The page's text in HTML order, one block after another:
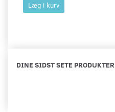
Læg i kurv
DINE SIDST SETE PRODUKTER